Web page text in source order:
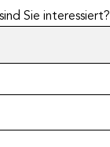
Sie interessiert?